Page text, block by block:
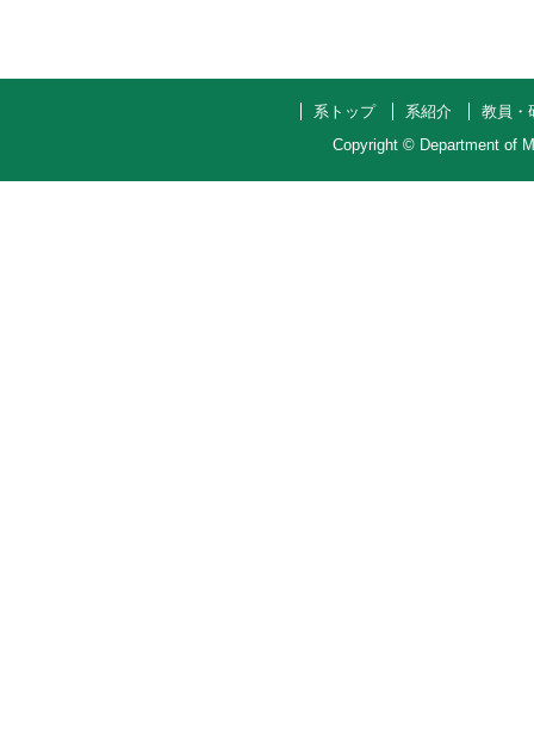
系トップ 系紹介
教員・
Copyright © Department of